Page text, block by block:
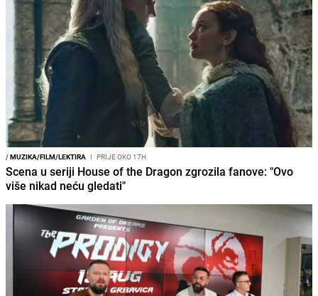
/MUZIKA/FILM/LEKTIRA I PRIJE OKO 17H
Scena u seriji House of the Dragon zgrozila fanove: "Ovo
više nikad neću gledati"